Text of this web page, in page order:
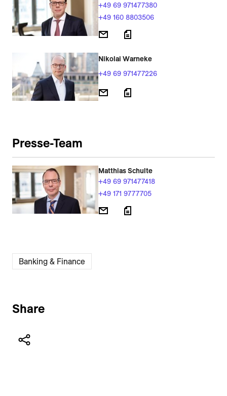
+49 69 971477380
+49 160 8803506
Nikolai Warneke
+49 69 971477226
Presse-Team
Matthias Schulte
+49 69 971477418
+49 171 9777705
Banking & Finance
Share